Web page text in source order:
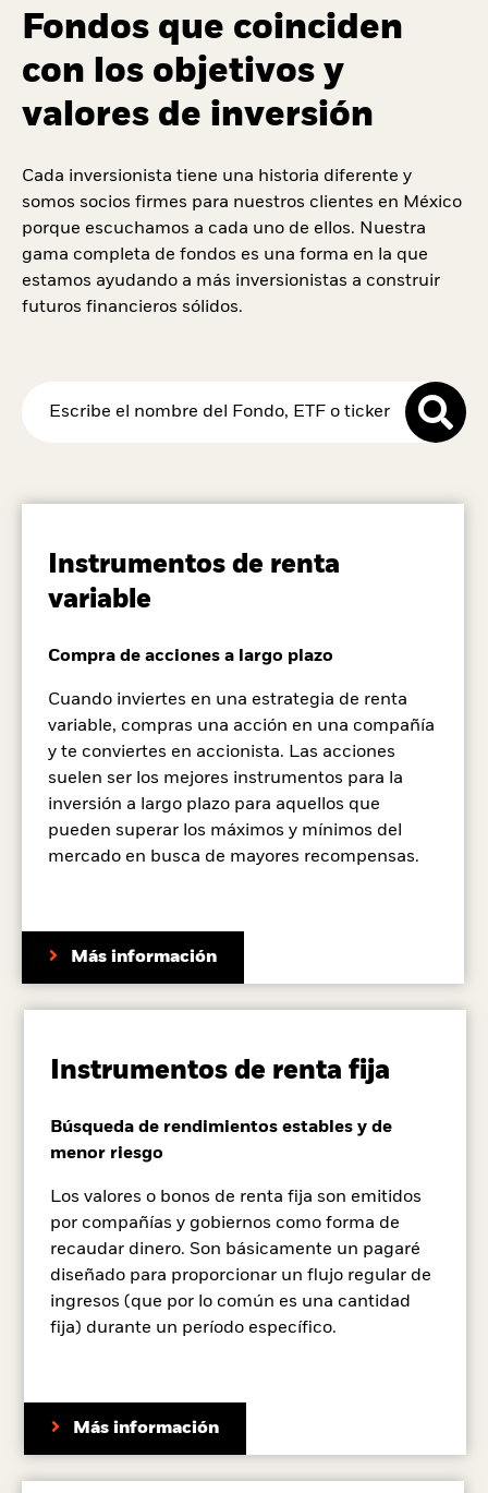
Fondos que coinciden
con los objetivos y
valores de inversión
Cada inversionista tiene una historia diferente y
somos socios firmes para nuestros clientes en México
porque escuchamos a cada uno de ellos. Nuestra
gama completa de fondos es una forma en la que
estamos ayudando a más inversionistas a construir
futuros financieros sólidos.
Instrumentos de renta
variable
Compra de acciones a largo plazo
Cuando inviertes en una estrategia de renta
variable, compras una acción en una compañía
y te conviertes en accionista. Las acciones
suelen ser los mejores instrumentos para la
inversión a largo plazo para aquellos que
pueden superar los máximos y mínimos del
mercado en busca de mayores recompensas.
Más información
Instrumentos de renta fija
Búsqueda de rendimientos estables y de
menor riesgo
Los valores o bonos de renta fija son emitidos
por compañías y gobiernos como forma de
recaudar dinero. Son básicamente un pagaré
diseñado para proporcionar un flujo regular de
ingresos (que por lo común es una cantidad
fija) durante un período específico.
Más información